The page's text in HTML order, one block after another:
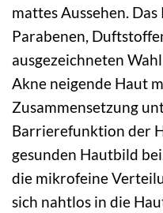
mattes Aussehen.
Parabenen,
ausgezeichneten
Akne neigende Haut
Zusammensetzung
Barrierefunktion der
gesunden Hautbild
die mikrofeine
sich nahtlos in die